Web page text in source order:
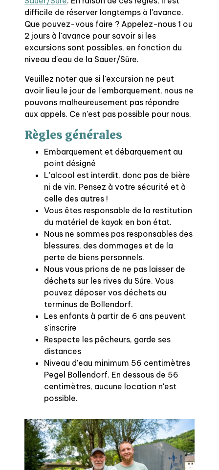
difficile de réserver longtemps à l'avance.
Que pouvez-vous faire ? Appelez-nous 1 ou
2 jours à l'avance pour savoir si les
excursions sont possibles, en fonction du
niveau d'eau de la Sauer/Sûre.
Veuillez noter que si l'excursion ne peut
avoir lieu le jour de l'embarquement, nous ne
pouvons malheureusement pas répondre
aux appels. Ce n'est pas possible pour nous.
Règles générales
Embarquement et débarquement au
point désigné
L'alcool est interdit, donc pas de bière
ni de vin. Pensez à votre sécurité et à
celle des autres !
Vous êtes responsable de la restitution
du matériel de kayak en bon état.
Nous ne sommes pas responsables des
blessures, des dommages et de la
perte de biens personnels.
Nous vous prions de ne pas laisser de
déchets sur les rives du Súre. Vous
pouvez déposer vos déchets au
terminus de Bollendorf.
Les enfants à partir de 6 ans peuvent
s'inscrire
Respecte les pêcheurs, garde ses
distances
Niveau d'eau minimum 56 centimètres
Pegel Bollendorf. En dessous de 56
centimètres, aucune location n'est
possible.